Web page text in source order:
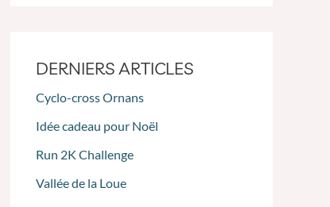
DERNIERS ARTICLES
Cyclo-cross Ornans
Idée cadeau pour Noël
Run 2K Challenge
Vallée de la Loue